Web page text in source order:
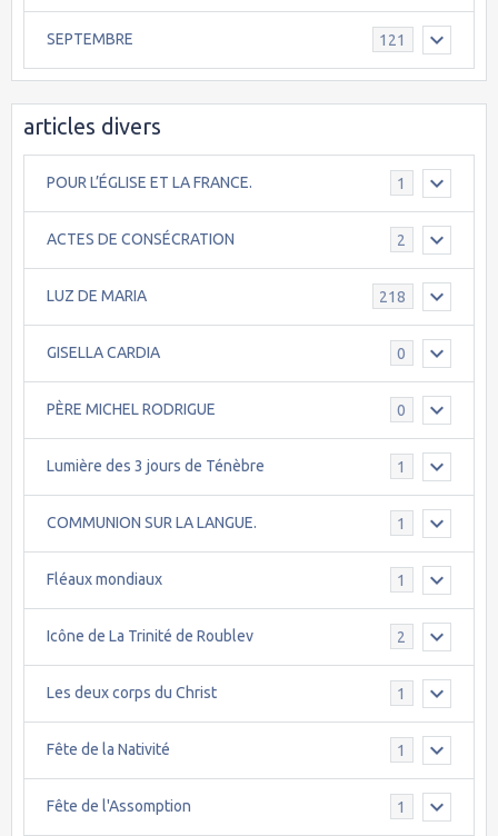
SEPTEMBRE 121
articles divers
POUR L’ÉGLISE ET LA FRANCE. 1
ACTES DE CONSÉCRATION 2
LUZ DE MARIA 218
GISELLA CARDIA 0
PÈRE MICHEL RODRIGUE 0
Lumière des 3 jours de Ténèbre 1
COMMUNION SUR LA LANGUE. 1
Fléaux mondiaux 1
Icône de La Trinité de Roublev 2
Les deux corps du Christ 1
Fête de la Nativité 1
Fête de l'Assomption 1